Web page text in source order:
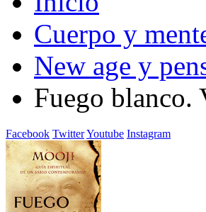
Cuerpo y
New age y
Fuego blanco.
Facebook TwitterYoutube Instagram